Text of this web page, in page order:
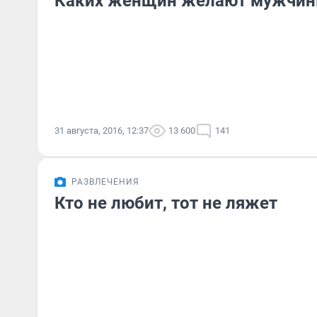
31 августа, 2016, 12:37 13 600 141
РАЗВЛЕЧЕНИЯ
Кто не любит, тот не ляжет